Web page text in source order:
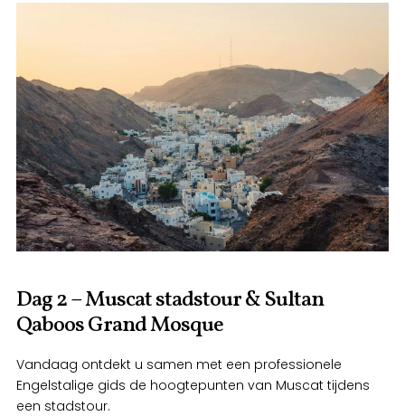
Dag 2 – Muscat stadstour & Sultan
Qaboos Grand Mosque
Vandaag ontdekt u samen met een professionele
Engelstalige gids de hoogtepunten van Muscat tijdens
een stadstour.